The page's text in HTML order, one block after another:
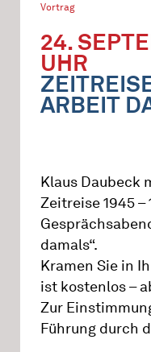
Vortrag
24.
UHR
ARBEIT
Klaus Daubeck
Zeitreise 1945
damals“.
Kramen Sie in
ist kostenlos –
Zur
Führung durch